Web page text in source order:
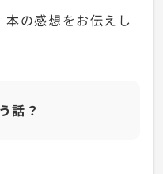
の感想をお伝えし
話？